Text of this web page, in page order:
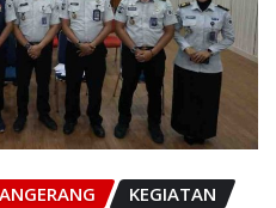
KEGIATAN